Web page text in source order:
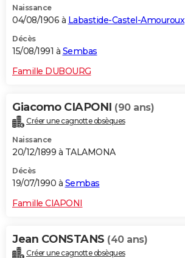
Naissance
04/08/1906 à Labastide-Castel-Amouroux
Décès
15/08/1991 à Sembas
Famille DUBOURG
Giacomo CIAPONI (90 ans)
Créer une cagnotte obsèques
Naissance
20/12/1899 à TALAMONA
Décès
19/07/1990 à Sembas
Famille CIAPONI
Jean CONSTANS (40 ans)
Créer une cagnotte obsèques